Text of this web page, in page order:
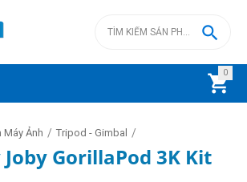
0


Máy Ảnh / Tripod - Gimbal /
GorillaPod 3K Kit